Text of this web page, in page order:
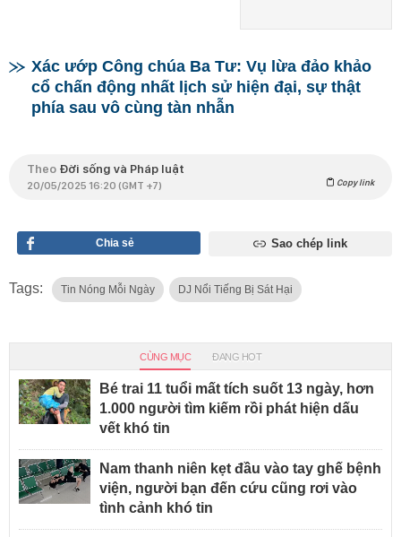
Xác ướp Công chúa Ba Tư: Vụ lừa đảo khảo
cổ chấn động nhất lịch sử hiện đại, sự thật
phía sau vô cùng tàn nhẫn
Theo Đời sống và Pháp luật
20/05/2025 16:20 (GMT +7) Copy link
Chia sẻ Sao chép link
Tags: Tin Nóng Mỗi Ngày DJ Nổi Tiếng Bị Sát Hại
CÙNG MỤC ĐANG HOT
Bé trai 11 tuổi mất tích suốt 13 ngày, hơn
1.000 người tìm kiếm rồi phát hiện dấu
vết khó tin
Nam thanh niên kẹt đầu vào tay ghế bệnh
viện, người bạn đến cứu cũng rơi vào
tình cảnh khó tin